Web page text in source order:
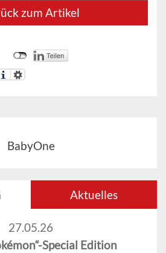
zum Artikel
BabyOne
Aktuelles
27.05.26
Special Edition